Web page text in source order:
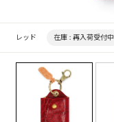
レッド 在庫 : 再入荷受付中